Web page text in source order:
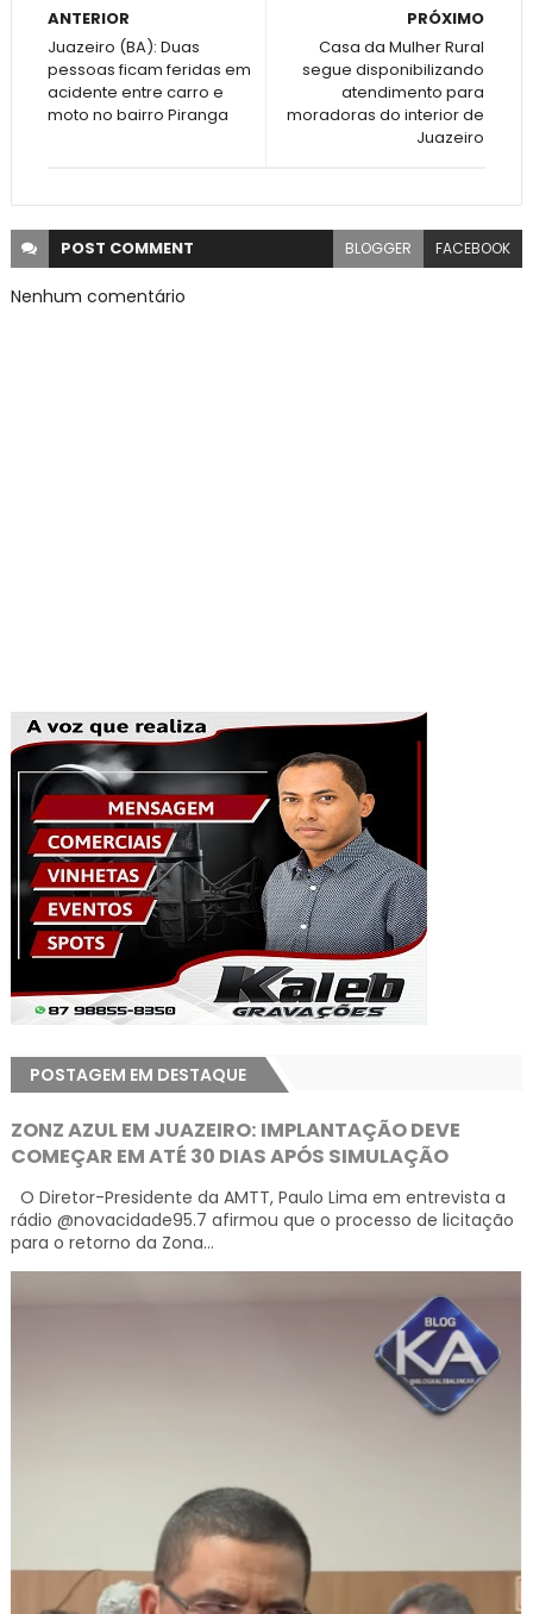
PRÓXIMO
Casa da Mulher Rural
segue disponibilizando
atendimento para
moradoras do interior de
Juazeiro
ANTERIOR
Juazeiro (BA): Duas
pessoas ficam feridas em
acidente entre carro e
moto no bairro Piranga
POST COMMENT BLOGGER FACEBOOK
Nenhum comentário
POSTAGEM EM DESTAQUE
ZONZ AZUL EM JUAZEIRO: IMPLANTAÇÃO DEVE
COMEÇAR EM ATÉ 30 DIAS APÓS SIMULAÇÃO
O Diretor-Presidente da AMTT, Paulo Lima em entrevista a
rádio @novacidade95.7 afirmou que o processo de licitação
para o retorno da Zona...